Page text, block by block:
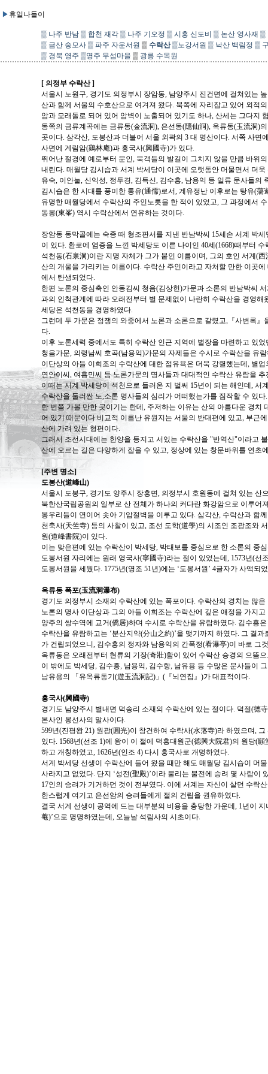
▶ 휴일나들이
▒ 나주 반남 ▒ 합천 재각 ▒ 나주 기오정 ▒ 시흥 신도비 ▒ 논산 영사재 ▒
▒ 금산 숭모사 ▒ 파주 자운서원 ▒ 수락산▒노강서원 ▒ 낙산 백림정 ▒
▒ 경북 영주 ▒영주 무섬마을 ▒ 광릉 수목원
[ 의정부 수락산 ]
서울시 노원구, 경기도 의정부시 장암동, 남양주시 진건면에 걸쳐있는
산과 함께 서울의 수호산으로 여겨져 왔다. 북쪽에 자리잡고 있어 외적
암과 모래돌로 되어 있어 암벽이 노출되어 있기도 하나, 산세는 그다지
동쪽의 금류계곡에는 금류동(金流洞), 은선동(隱仙洞), 옥류동(玉流洞)
곳이다. 삼각산, 도봉산과 더불어 서울 외곽의 3 대 명산이다. 서쪽 사면
사면에 계림암(鷄林庵)과 흥국사(興國寺)가 있다.
뛰어난 절경에 예로부터 문인, 묵객들의 발길이 그치지 않을 만큼 바위
내린다. 매월당 김시습과 서계 박세당이 이곳에 오랫동안 머물면서 더
유숙, 이안눌, 신익성, 정두경, 김득신, 김수흥, 남용익 등 일류 문사들의
김시습은 한 시대를 풍미한 통유(通儒)로서, 계유정난 이후로는 탕유(
유명한 매월당에서 수락산의 주인노릇을 한 적이 있었고, 그 과정에서
동봉(東峯) 역시 수락산에서 연유하는 것이다.
장암동 동막골에는 숙종 때 형조판서를 지낸 반남박씨 15세손 서계 박
이 있다. 환로에 염증을 느낀 박세당도 이른 나이인 40세(1668)때부터
석천동(石泉洞)이란 지명 자체가 그가 붙인 이름이며, 그의 호인 서계(
산의 개울을 가리키는 이름이다. 수락산 주인이라고 자처할 만한 이곳
에서 탄생되었다.
한편 노론의 중심축인 안동김씨 청음(김상헌)가문과 소론의 반남박씨
과의 인척관계에 따라 오래전부터 별 문제없이 나란히 수락산을 경영
세당은 석천동을 경영하였다.
그런데 두 가문은 정쟁의 와중에서 노론과 소론으로 갈렸고,『사변록
다.
이후 노론세력 중에서도 특히 수락산 인근 지역에 별장을 마련하고 있
청음가문, 의령남씨 호곡(남용익)가문의 자제들은 수시로 수락산을 유
이단상의 아들 이희조의 수락산에 대한 점유욕은 더욱 강렬했는데, 별
연안이씨, 여흥민씨 등 노론가문의 명사들과 대대적인 수락산 유람을
이때는 서계 박세당이 석천으로 들러온 지 벌써 15년이 되는 해인데, 서
수락산을 둘러싼 노,소론 명사들의 심리가 어떠했는가를 짐작할 수 있다.
한 번쯤 가볼 만한 곳이기는 한데, 주저하는 이유는 산의 아름다운 경치
어 있기 때문이다.비교적 이름난 유원지는 서울의 반대편에 있고, 부근
산에 가려 있는 형편이다.
그래서 조선시대에는 한양을 등지고 서있는 수락산을 "반역산"이라고
산에 오르는 길은 다양하게 잡을 수 있고, 정상에 있는 창문바위를 연초
[주변 명소]
도봉산(道峰山)
서울시 도봉구, 경기도 양주시 장흥면, 의정부시 호원동에 걸쳐 있는 산
북한산국립공원의 일부로 산 전체가 하나의 커다란 화강암으로 이루어
봉우리들이 연이어 솟아 기암절벽을 이루고 있다. 삼각산, 수락산과 함
천축사(天竺寺) 등의 사찰이 있고, 조선 도학(道學)의 시조인 조광조와
원(道峰書院)이 있다.
이는 맞은편에 있는 수락산이 박세당, 박태보를 중심으로 한 소론의 중
도봉서원 자리에는 원래 영국사(寧國寺)라는 절이 있었는데, 1573년(선
도봉서원을 세웠다. 1775년(영조 51년)에는 ‘도봉서원’ 4글자가 사액되
옥류동 폭포(玉流洞瀑布)
경기도 의정부시 소재의 수락산에 있는 폭포이다. 수락산의 경치는 많
노론의 명사 이단상과 그의 아들 이희조는 수락산에 깊은 애정을 가지
양주의 쌍수역에 교거(僑居)하며 수시로 수락산을 유람하였다. 김수흥
수락산을 유람하고는 ‘분산지약(分山之約)’을 맺기까지 하였다. 그 결
가 건립되었으니, 김수흥의 정자와 남용익의 간폭정(看瀑亭)이 바로 그
옥류동은 오래전부터 현류의 기장(奇壯)함이 있어 수락산 승경의 으뜸
이 밖에도 박세당, 김수흥, 남용익, 김수항, 남유용 등 수많은 문사들이
남유용의 「유옥류동기(遊玉流洞記)」(『뇌연집』)가 대표적이다.
흥국사(興國寺)
경기도 남양주시 별내면 덕송리 소재의 수락산에 있는 절이다. 덕절(德
본사인 봉선사의 말사이다.
599년(진평왕 21) 원광(圓光)이 창건하여 수락사(水落寺)라 하였으며,
있다. 1568년(선조 1)에 왕이 이 절에 덕흥대원군(德興大院君)의 원당(
하고 개칭하였고, 1626년(인조 4) 다시 흥국사로 개명하였다.
서계 박세당 선생이 수락산에 들어 왔을 때만 해도 매월당 김시습이 머
사라지고 없었다. 단지 ‘성전(聖殿)’이라 불리는 불전에 승려 몇 사람이
17인의 승려가 기거하던 것이 전부였다. 이에 서계는 자신이 살던 수락
한스럽게 여기고 은선암의 승려들에게 절의 건립을 권유하였다.
결국 서계 선생이 공역에 드는 대부분의 비용을 충당한 가운데, 1년이
菴)’으로 명명하였는데, 오늘날 석림사의 시초이다.